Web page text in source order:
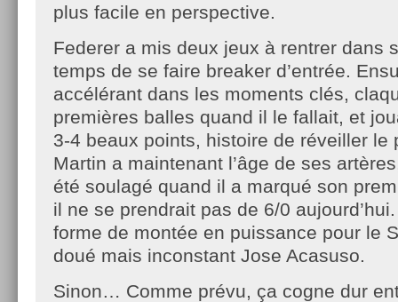
plus facile en perspective.
Federer a mis deux jeux à rentrer dans
temps de se faire breaker d’entrée.
accélérant dans les moments clés,
premières balles quand il le fallait, et
3-4 beaux points, histoire de réveiller le
Martin a maintenant l’âge de ses
été soulagé quand il a marqué son
il ne se prendrait pas de 6/0
forme de montée en puissance pour le
doué mais inconstant Jose Acasuso.
Sinon… Comme prévu, ça cogne dur